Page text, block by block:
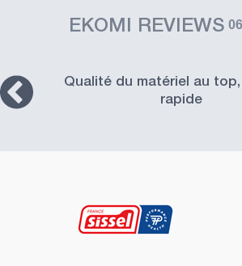
EKOMI REVIEWS
Qualité du matériel au
rapide